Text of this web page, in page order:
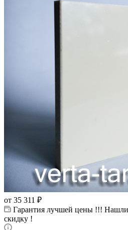
от 35 311 ₽
Гарантия лучшей цены !!!
скидку !